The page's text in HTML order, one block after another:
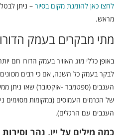
לחצו כאן להזמנת מקום בסיור
מראש.
מתי מבקרים בעמק הדורו?
באופן כללי מזג האוויר בעמק הדורו חם
לבקר בעמק כל השנה, אם כי רבים מכוונים
הענבים (ספטמבר -אוקטובר) שאז ניתן
של הכרמים העמוסים (במקומות מסוימים
הענבים עם הרגלים).
כמה מילים על יין, נהר וסירות